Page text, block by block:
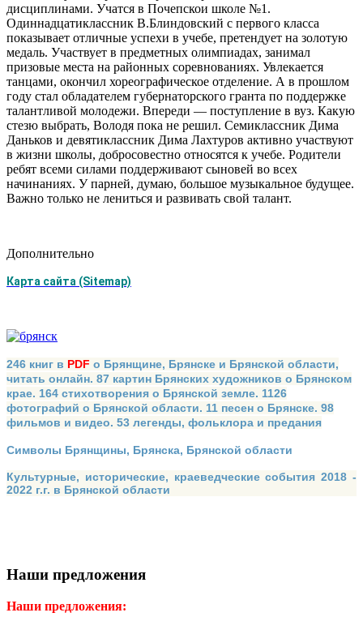
дисциплинами. Учатся в Почепскои школе №1.
Одиннадцатиклассник В.Блиндовский с первого класса
показывает отличные успехи в учебе, претендует на золотую
медаль. Участвует в предметных олимпиадах, занимал
призовые места на районных соревнованиях. Увлекается
танцами, окончил хореографическое отделение. А в прошлом
году стал обладателем губернаторского гранта по поддержке
талантливой молодежи. Впереди — поступление в вуз. Какую
стезю выбрать, Володя пока не решил. Семиклассник Дима
Даньков и девятиклассник Дима Лахтуров активно участвуют
в жизни школы, добросовестно относятся к учебе. Родители
ребят всеми силами поддерживают сыновей во всех
начинаниях. У парней, думаю, большое музыкальное будущее.
Важно только не лениться и развивать свой талант.
Дополнительно
Карта сайта (Sitemap)
246 книг в PDF о Брянщине, Брянске и Брянской области,
читать онлайн. 87 картин Брянских художников о Брянском
крае. 164 стихотворения о Брянской земле. 1126
фотографий о Брянской области. 11 песен о Брянске. 98
фильмов и видео. 53 легенды, фольклора и предания
Символы Брянщины, Брянска, Брянской области
Культурные, исторические, краеведческие события 2018 -
2022 г.г. в Брянской области
Наши предложения
Наши предложения: